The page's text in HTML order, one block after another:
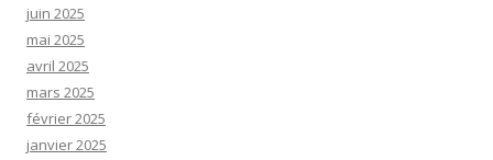
juin 2025
mai 2025
avril 2025
mars 2025
février 2025
janvier 2025